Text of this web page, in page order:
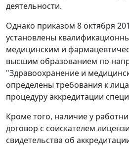
деятельности.
Однако приказом 8 октября
установлены
медицинским и
высшим образованием по
"Здравоохранение и
определены требования к
процедуру аккредитации
Кроме того, наличие у
договор с соискателем
свидетельства об